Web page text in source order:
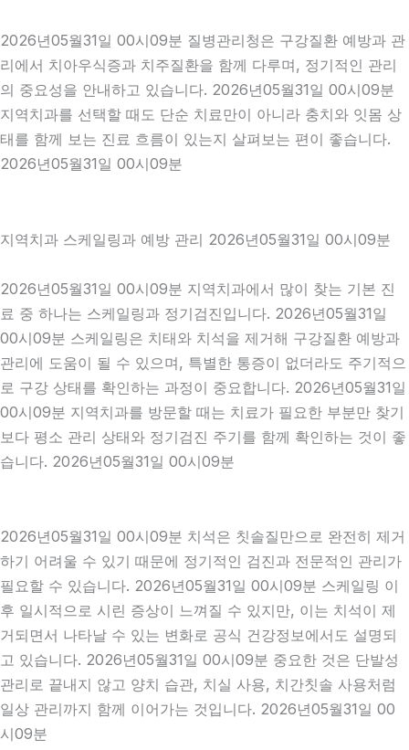
2026년05월31일 00시09분 질병관리청은 구강질환 예방과 관
리에서 치아우식증과 치주질환을 함께 다루며, 정기적인 관리
의 중요성을 안내하고 있습니다. 2026년05월31일 00시09분
지역치과를 선택할 때도 단순 치료만이 아니라 충치와 잇몸 상
태를 함께 보는 진료 흐름이 있는지 살펴보는 편이 좋습니다.
2026년05월31일 00시09분
지역치과 스케일링과 예방 관리 2026년05월31일 00시09분
2026년05월31일 00시09분 지역치과에서 많이 찾는 기본 진
료 중 하나는 스케일링과 정기검진입니다. 2026년05월31일
00시09분 스케일링은 치태와 치석을 제거해 구강질환 예방과
관리에 도움이 될 수 있으며, 특별한 통증이 없더라도 주기적으
로 구강 상태를 확인하는 과정이 중요합니다. 2026년05월31일
00시09분 지역치과를 방문할 때는 치료가 필요한 부분만 찾기
보다 평소 관리 상태와 정기검진 주기를 함께 확인하는 것이 좋
습니다. 2026년05월31일 00시09분
2026년05월31일 00시09분 치석은 칫솔질만으로 완전히 제거
하기 어려울 수 있기 때문에 정기적인 검진과 전문적인 관리가
필요할 수 있습니다. 2026년05월31일 00시09분 스케일링 이
후 일시적으로 시린 증상이 느껴질 수 있지만, 이는 치석이 제
거되면서 나타날 수 있는 변화로 공식 건강정보에서도 설명되
고 있습니다. 2026년05월31일 00시09분 중요한 것은 단발성
관리로 끝내지 않고 양치 습관, 치실 사용, 치간칫솔 사용처럼
일상 관리까지 함께 이어가는 것입니다. 2026년05월31일 00
시09분